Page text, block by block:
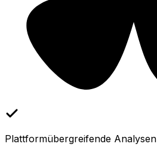
Plattformübergreifende Analysen